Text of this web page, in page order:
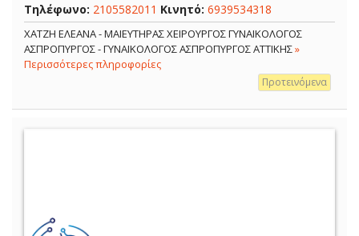
Τηλέφωνο: 2105582011 Κινητό: 6939534318
ΧΑΤΖΗ ΕΛΕΑΝΑ - ΜΑΙΕΥΤΗΡΑΣ ΧΕΙΡΟΥΡΓΟΣ ΓΥΝΑΙΚΟΛΟΓΟΣ
ΑΣΠΡΟΠΥΡΓΟΣ - ΓΥΝΑΙΚΟΛΟΓΟΣ ΑΣΠΡΟΠΥΡΓΟΣ ΑΤΤΙΚΗΣ»
Περισσότερες πληροφορίες
Προτεινόμενα